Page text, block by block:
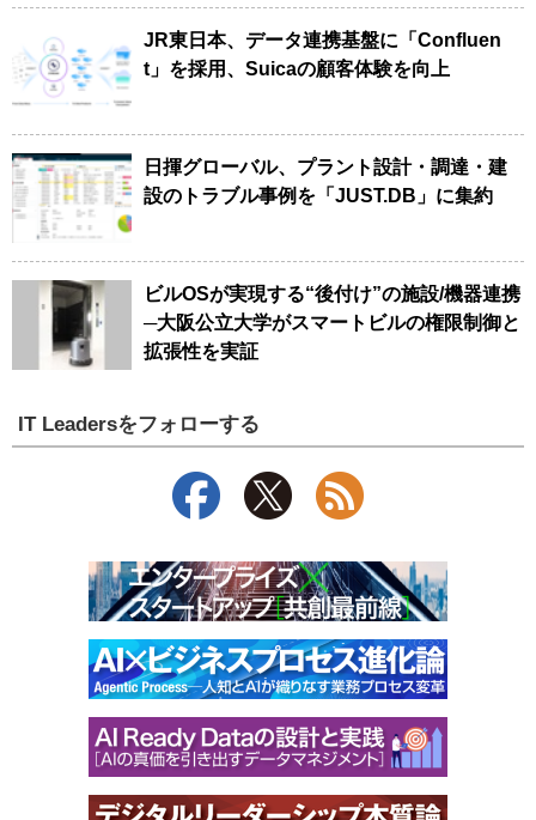
JR東日本、データ連携基盤に「Confluen
t」を採用、Suicaの顧客体験を向上
日揮グローバル、プラント設計・調達・建
設のトラブル事例を「JUST.DB」に集約
ビルOSが実現する“後付け”の施設/機器連携
─大阪公立大学がスマートビルの権限制御と
拡張性を実証
IT Leadersをフォローする